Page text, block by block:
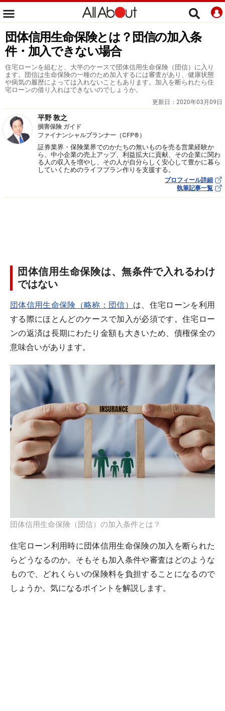
団体信用生命保険とは？団信の加入条
件・加入できない場合
住宅ローンを組むと、大半のケースで団体信用生命保険（団信）に入り
ます。団信は生命保険の一種のため加入するには審査があり、健康状態
や病気の履歴によっては入れないこともあります。加入を断られたら住
宅ローンの借り入れはできないのでしょうか。
更新日： 2020年03月09日
平野 敦之
損害保険 ガイド
ファイナンシャルプランナー（CFP®）
証券業界・保険業界でのかたちの無いものを売る営業経験か
ら、中小企業の売上アップ、利益拡大に貢献、その企業に関わ
る人の収入を増やし、その人が自分らしく安心して豊かに暮ら
していくためのライフプラン作りを支援する。
プロフィール詳細
執筆記事一覧
団体信用生命保険は、無条件で入れるわけ
ではない
団体信用生命保険（略称：団信） は、住宅ローンを利用
する際にほとんどのケースで加入が必須です。住宅ロー
ンの返済は長期にわたり金額も大きいため、債権保全の
意味合いがあります。
団体信用生命保険（団信）の加入条件とは？
住宅ローン利用時に団体信用生命保険の加入を断られた
らどうなるのか。そもそも加入条件や審査はどのような
もので、どれくらいの保険料を負担することになるので
しょうか。気になるポイントを解説します。